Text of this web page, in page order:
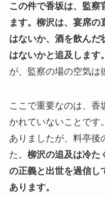
この件で香坂は、監察
ます。 柳沢は、宴席の
はないか、酒を飲んだ
はないかと追及します。
が、監察の場の空気は
ここで重要なのは、香
かれていないことです
ありましたが、料亭後
た。 柳沢の追及は冷た
の正義と出世を過信し
あります。